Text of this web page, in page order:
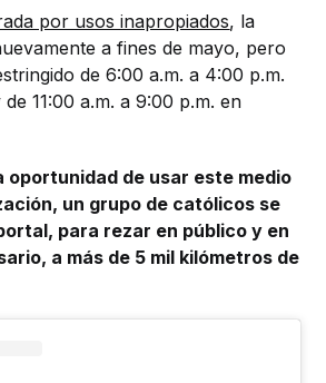
por usos inapropiados, la
a fines de mayo, pero
de 6:00 a.m. a 4:00 p.m.
11:00 a.m. a 9:00 p.m. en
oportunidad de usar este medio
un grupo de católicos se
para rezar en público y en
a más de 5 mil kilómetros de